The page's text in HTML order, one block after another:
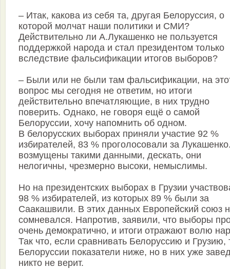
– Итак, какова из себя та, другая Белоруссия, о
которой молчат наши политики и СМИ?
Действительно ли А.Лукашенко не пользуется
поддержкой народа и стал президентом только
вследствие фальсификации итогов выборов?
– Были или не были там фальсификации, на
вопрос мы сегодня не ответим, но итоги
действительно впечатляющие, в них трудно
поверить. Однако, не говоря ещё о самой
Белоруссии, хочу напомнить об одном.
В белорусских выборах приняли участие 92 %
избирателей, 83 % проголосовали за
возмущены такими данными, дескать, они
нелогичны, чрезмерно высоки, немыслимы.
Но на президентских выборах в Грузии
98 % избирателей, из которых 89 % были за
Саакашвили. В этих данных Европейский союз
сомневался. Напротив, заявили, что выборы
очень демократично, и итоги отражают волю
Так что, если сравнивать Белоруссию и Грузию,
Белоруссии показатели ниже, но в них уже
никто не верит.